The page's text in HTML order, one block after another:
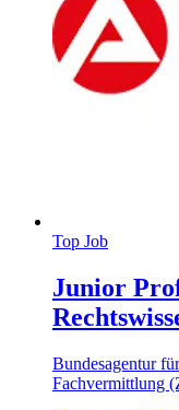
Top Job
Junior
Bundesagentur
Fachvermittlung